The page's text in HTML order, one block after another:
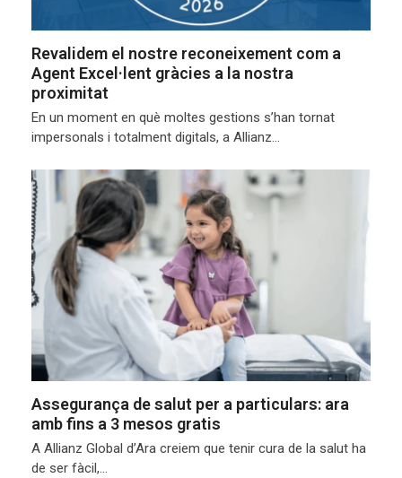
Revalidem el nostre reconeixement com a
Agent Excel·lent gràcies a la nostra
proximitat
En un moment en què moltes gestions s’han tornat
impersonals i totalment digitals, a Allianz…
Assegurança de salut per a particulars: ara
amb fins a 3 mesos gratis
A Allianz Global d’Ara creiem que tenir cura de la salut ha
de ser fàcil,…